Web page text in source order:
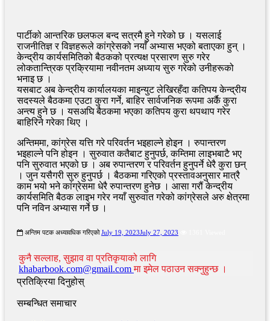
पार्टीको आन्तरिक छलफल बन्द सत्रमै हुने गरेको छ । यसलाई
राजनीतिज्ञ र विज्ञहरूले कांग्रेसको नयाँ अभ्यास भएको बताएका हुन् ।
केन्द्रीय कार्यसमितिको बैठकको प्रत्यक्ष प्रसारण सुरु गरेर
लोकतान्त्रिक प्रक्रियामा नवीनतम अध्याय सुरु गरेको उनीहरूको
भनाइ छ ।
यसबाट अब केन्द्रीय कार्यालयका माइन्युट लेखिरहँदा कतिपय केन्द्रीय
सदस्यले बैठकमा एउटा कुरा गर्ने, बाहिर सार्वजनिक रूपमा अर्कै कुरा
अन्त्य हुने छ । यसअघि बैठकमा भएका कतिपय कुरा थपथाप गरेर
बाहिरिने गरेका थिए ।
अन्तिममा, कांग्रेस यत्ति गरे परिवर्तन भइहाल्ने होइन । रुपान्तरण
भइहाल्ने पनि होइन । सुरुवात कतैबाट हुनुपर्छ, कम्तिमा लाइभबाटै भए
पनि सुरुवात भएको छ । अब रुपान्तरण र परिवर्तन हुनुपर्ने धेरै कुरा छन्
। जुन यसैगरी सुरु हुनुपर्छ । बैठकमा गरिएको प्रस्तावअनुसार मात्रै
काम भयो भने कांग्रेसमा धेरै रुपान्तरण हुनेछ । आसा गरौं केन्द्रीय
कार्यसमिति बैठक लाइभ गरेर नयाँ सुरुवात गरेको कांग्रेसले अरु क्षेत्रमा
पनि नविन अभ्यास गर्ने छ ।
अन्तिम पटक अध्यावधिक गरिएको July 19, 2023July 27, 2023
कुनै सल्लाह, सुझाव वा प्रतिकृयाको लागि
khabarbook.com@gmail.comमा इमेल पठाउन सक्नुहुन्छ ।
प्रतिक्रिया दिनुहोस्
सम्बन्धित समाचार